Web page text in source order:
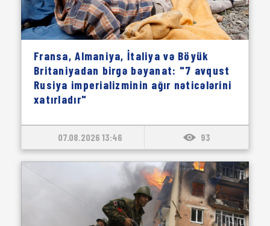
Fransa, Almaniya, İtaliya və Böyük
Britaniyadan birgə bəyanat: "7 avqust
Rusiya imperializminin ağır nəticələrini
xatırladır"
07.08.2026 13:46 93